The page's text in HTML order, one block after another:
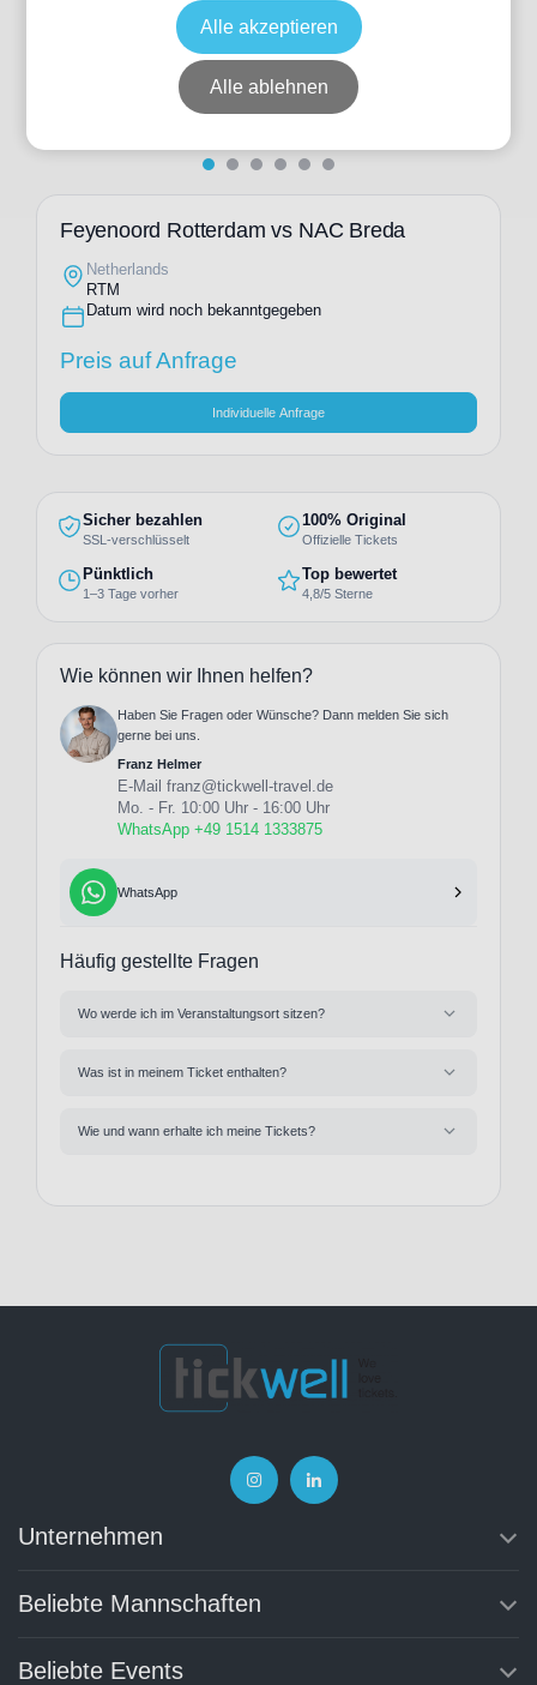
Datum wird noch bekanntgegeben
Keine Tickets verfügbar
Niederlande De Kuip
Feyenoord Rotterdam vs NAC Breda
Netherlands
RTM
Datum wird noch bekanntgegeben
Preis auf Anfrage
Individuelle Anfrage
Sicher bezahlen
SSL-verschlüsselt
100% Original
Offizielle Tickets
Pünktlich
1–3 Tage vorher
Top bewertet
4,8/5 Sterne
Wie können wir Ihnen helfen?
Haben Sie Fragen oder Wünsche? Dann melden Sie sich
gerne bei uns.
Franz Helmer
E-Mail franz@tickwell-travel.de
Mo. - Fr. 10:00 Uhr - 16:00 Uhr
WhatsApp +49 1514 1333875
WhatsApp
Häufig gestellte Fragen
Wo werde ich im Veranstaltungsort sitzen?
Was ist in meinem Ticket enthalten?
Wie und wann erhalte ich meine Tickets?
Unternehmen
Beliebte Mannschaften
Beliebte Events
Alle akzeptieren
Alle ablehnen